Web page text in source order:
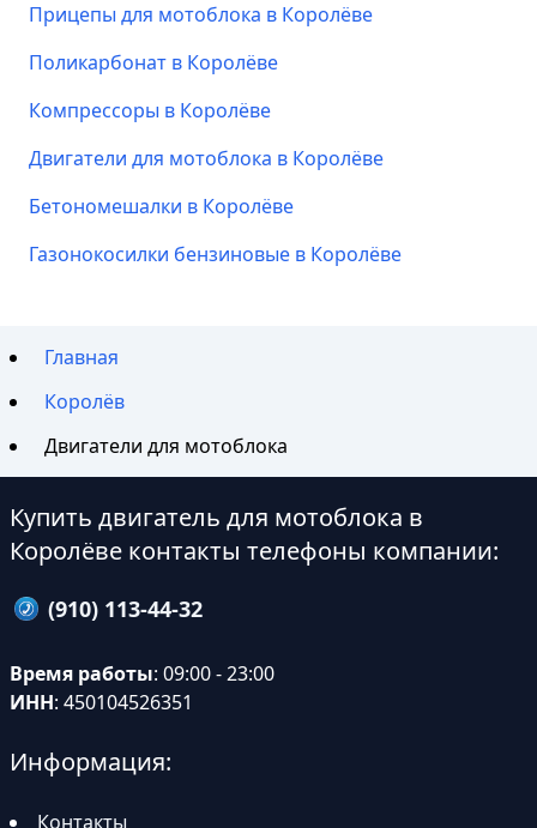
Прицепы для мотоблока в Королёве
Поликарбонат в Королёве
Компрессоры в Королёве
Двигатели для мотоблока в Королёве
Бетономешалки в Королёве
Газонокосилки бензиновые в Королёве
Главная
Королёв
Двигатели для мотоблока
Купить двигатель для мотоблока в
Королёве контакты телефоны компании:
(910) 113-44-32
Время работы: 09:00 - 23:00
ИНН: 450104526351
Информация:
Контакты